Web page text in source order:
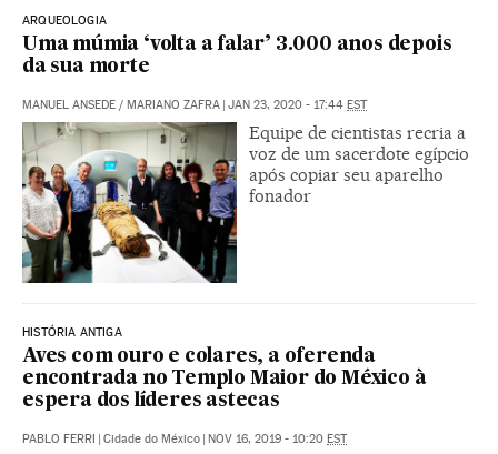
ARQUEOLOGIA
Uma múmia ‘volta a falar’ 3.000 anos depois
da sua morte
MANUEL ANSEDE / MARIANO ZAFRA | JAN 23, 2020 - 17:44 EST
Equipe de cientistas recria a
voz de um sacerdote egípcio
após copiar seu aparelho
fonador
HISTÓRIA ANTIGA
Aves com ouro e colares, a oferenda
encontrada no Templo Maior do México à
espera dos líderes astecas
PABLO FERRI | Cidade do México | NOV 16, 2019 - 10:20 EST